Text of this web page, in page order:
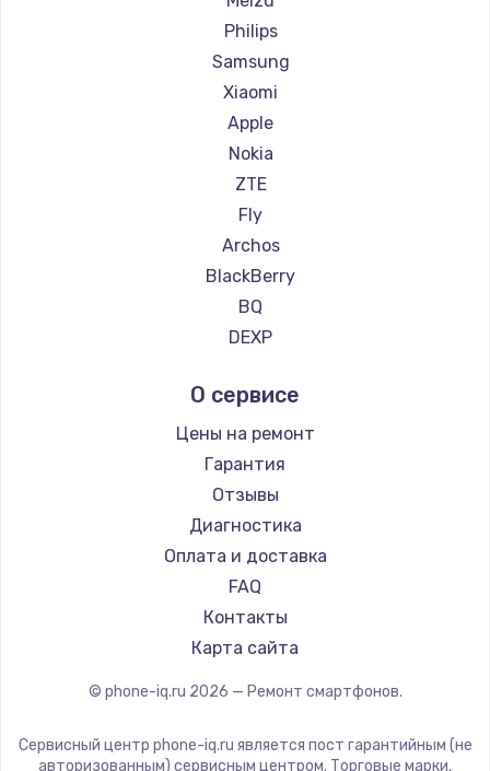
Ремонт смартфонов teXet
Ремонт смартфонов Motorola
Ремонт смартфонов Prestigio
Ремонт смартфонов Vertex
Ремонт смартфонов Microsoft
Ремонт смартфонов Sharp
Ремонт смартфонов Elephone
Ремонт смартфонов BlackView
Ремонт смартфонов Google
Ремонт смартфонов Vertu
Ремонт смартфонов Tp-Link
Ремонт смартфонов Nubia
Ремонт смартфонов Land Rover
Ремонт смартфонов Acer
Ремонт смартфонов HP
Ремонт смартфонов Poco
Ремонт смартфонов HTC
Ремонт смартфонов Blackmagic
Ремонт смартфонов Nothing
Ремонт смартфонов iQOO
Philips
Samsung
Xiaomi
Apple
Nokia
ZTE
Fly
Archos
BlackBerry
BQ
DEXP
Ginzzu
Highscreen
Irbis
Kyocera
LeEco
OnePlus
teXet
Motorola
Prestigio
Elephone
О сервисе
Цены на ремонт
Гарантия
Отзывы
Диагностика
Оплата и доставка
FAQ
Контакты
Карта сайта
© phone-iq.ru 2026 — Ремонт смартфонов.
Сервисный центр phone-iq.ru является пост гарантийным (не
авторизованным) сервисным центром. Торговые марки,